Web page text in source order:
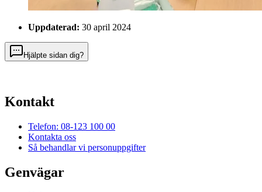
Uppdaterad: 30 april 2024
Hjälpte sidan dig?
Kontakt
Telefon: 08-123 100 00
Kontakta oss
Så behandlar vi personuppgifter
Genvägar